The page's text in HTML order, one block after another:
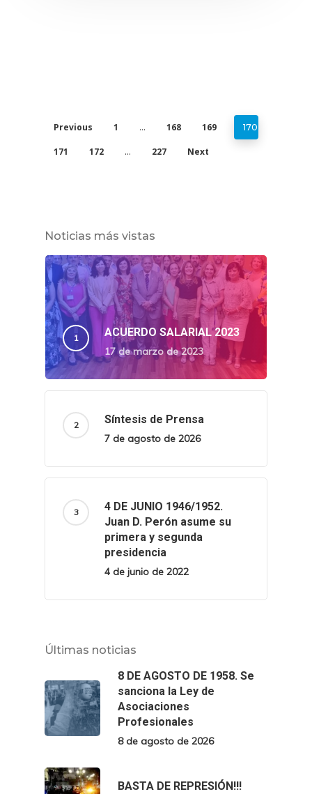
Previous 1 … 168 169 170
171 172 … 227 Next
Noticias más vistas
ACUERDO SALARIAL 2023
17 de marzo de 2023
Síntesis de Prensa
7 de agosto de 2026
4 DE JUNIO 1946/1952.
Juan D. Perón asume su
primera y segunda
presidencia
4 de junio de 2022
Últimas noticias
8 DE AGOSTO DE 1958. Se
sanciona la Ley de
Asociaciones
Profesionales
8 de agosto de 2026
BASTA DE REPRESIÓN!!!